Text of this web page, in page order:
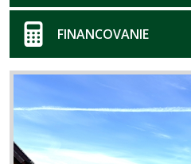
FINANCOVANIE